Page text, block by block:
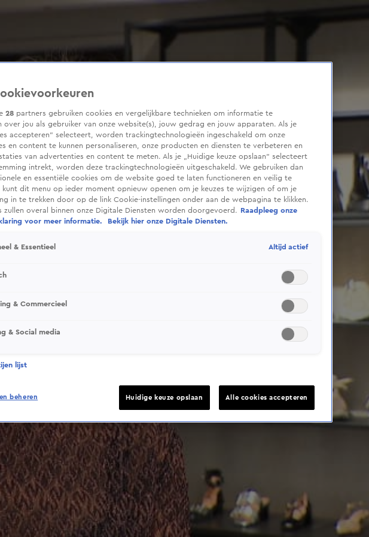
28 partners gebruiken cookies en vergelijkbare technieken om informatie te
over jou als gebruiker van onze website(s), jouw gedrag en jouw apparaten. Als je
accepteren” selecteert, worden trackingtechnologieën ingeschakeld om onze
en content te kunnen personaliseren, onze producten en diensten te verbeteren en
van advertenties en content te meten. Als je „Huidige keuze opslaan” selecteert
intrekt, worden deze trackingtechnologieën uitgeschakeld. We gebruiken dan
en essentiële cookies om de website goed te laten functioneren en veilig te
kunt dit menu op ieder moment opnieuw openen om je keuzes te wijzigen of om je
in te trekken door op de link Cookie-instellingen onder aan de webpagina te klikken.
zullen overal binnen onze Digitale Diensten worden doorgevoerd.
Raadpleeg onze
voor meer informatie.
Bekijk hier onze Digitale Diensten.
& Essentieel Altijd actief
& Commercieel
& Social media
lijst
beheren Huidige keuze opslaan Alle cookies accepteren